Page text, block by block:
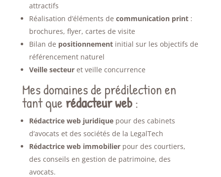
attractifs
Réalisation d’éléments de communication print:
brochures, flyer, cartes de visite
Bilan de positionnementinitial sur les objectifs de
référencement naturel
Veille secteuret veille concurrence
Mes domaines de prédilection en
tant que rédacteur web:
Rédactrice web juridique pour des cabinets
d’avocats et des sociétés de la LegalTech
Rédactrice web immobilierpour des courtiers,
des conseils en gestion de patrimoine, des
avocats.